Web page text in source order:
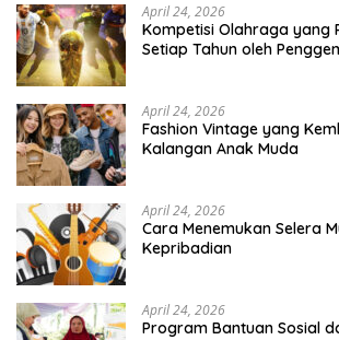
April 24, 2026
Kompetisi Olahraga yang
Setiap Tahun oleh
April 24, 2026
Fashion Vintage yang
Kalangan Anak Muda
April 24, 2026
Cara Menemukan Selera
Kepribadian
April 24, 2026
Program Bantuan Sosial